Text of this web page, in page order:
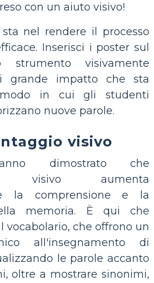
con un aiuto visivo!
nel rendere il processo
Inserisci i poster sul
strumento visivamente
grande impatto che sta
in cui gli studenti
nuove parole.
visivo
dimostrato che
visivo aumenta
la comprensione e la
memoria. È qui che
vocabolario, che offrono un
all'insegnamento di
le parole accanto
oltre a mostrare sinonimi,